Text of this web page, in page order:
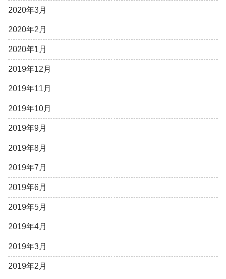
2020年3月
2020年2月
2020年1月
2019年12月
2019年11月
2019年10月
2019年9月
2019年8月
2019年7月
2019年6月
2019年5月
2019年4月
2019年3月
2019年2月